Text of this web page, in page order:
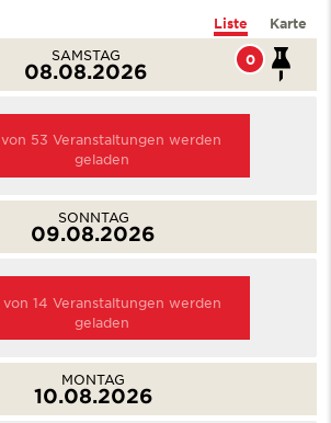
Liste Karte
0
SAMSTAG
08.08.2026
von 53 Veranstaltungen werden
geladen
SONNTAG
09.08.2026
von 14 Veranstaltungen werden
geladen
MONTAG
10.08.2026